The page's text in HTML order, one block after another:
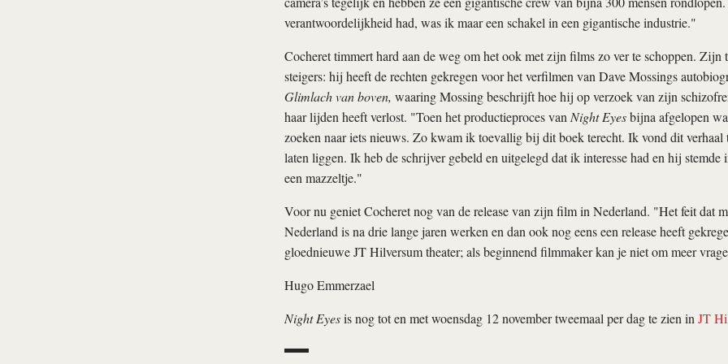
verantwoordelijkheid had, was ik maar een schakel in een gigantische industrie."
Cocheret timmert hard aan de weg om het ook met zijn films zo ver te schoppen. Zijn
steigers: hij heeft de rechten gekregen voor het verfilmen van Dave Mossings
Glimlach van boven, waaring Mossing beschrijft hoe hij op verzoek van zijn
haar lijden heeft verlost. "Toen het productieproces van Night Eyesbijna afgelopen
zoeken naar iets nieuws. Zo kwam ik toevallig bij dit boek terecht. Ik vond dit verhaal
laten liggen. Ik heb de schrijver gebeld en uitgelegd dat ik interesse had en hij stemde
een mazzeltje."
Voor nu geniet Cocheret nog van de release van zijn film in Nederland. "Het feit dat
Nederland is na drie lange jaren werken en dan ook nog eens een release heeft
gloednieuwe JT Hilversum theater; als beginnend filmmaker kan je niet om meer
Hugo Emmerzael
Night Eyesis nog tot en met woensdag 12 november tweemaal per dag te zien in JT